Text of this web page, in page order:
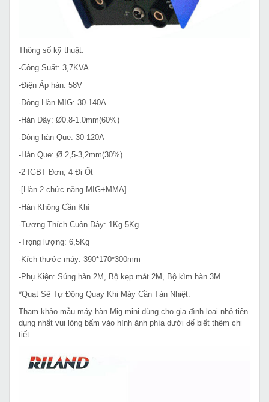
Thông số kỹ thuật:
-Công Suất: 3,7KVA
-Điện Áp hàn: 58V
-Dòng Hàn MIG: 30-140A
-Hàn Dây: Ø0.8-1.0mm(60%)
-Dòng hàn Que: 30-120A
-Hàn Que: Ø 2,5-3,2mm(30%)
-2 IGBT Đơn, 4 Đi Ốt
-[Hàn 2 chức năng MIG+MMA]
-Hàn Không Cần Khí
-Tương Thích Cuộn Dây: 1Kg-5Kg
-Trọng lượng: 6,5Kg
-Kích thước máy: 390*170*300mm
-Phụ Kiện: Súng hàn 2M, Bộ kẹp mát 2M, Bộ kìm hàn 3M
*Quạt Sẽ Tự Động Quay Khi Máy Cần Tản Nhiệt.
Tham khảo mẫu máy hàn Mig mini dùng cho gia đình loại nhỏ tiện
dụng nhất vui lòng bấm vào hình ảnh phía dưới để biết thêm chi
tiết: